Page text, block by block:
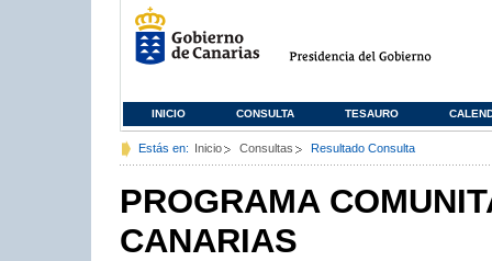
INICIO CONSULTA TESAURO
Estás en: Inicio Consultas Resultado Consulta
PROGRAMA
CANARIAS